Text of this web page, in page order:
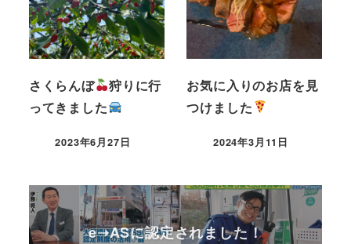
さくらんぼ
狩りに行
ってきました
2023年6月27日
お気に入りのお店を見
つけました
2024年3月11日
e➝ASに認定されました！